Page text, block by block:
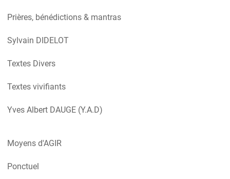
Prières, bénédictions & mantras
Sylvain DIDELOT
Textes Divers
Textes vivifiants
Yves Albert DAUGE (Y.A.D)
Moyens d'AGIR
Ponctuel